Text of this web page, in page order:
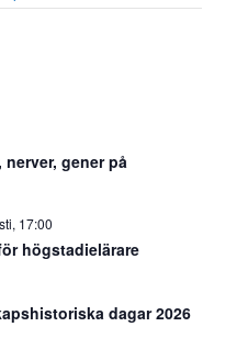
gener på
17:00
högstadielärare
dagar 2026